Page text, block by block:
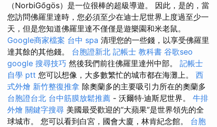
（NorbiGőgös）是一位很棒的超級導遊。 因此，是的，當
您訪問佛羅里達時，您必須至少在迪士尼世界上度過至少一
天，但是您知道佛羅里達不僅僅是遊樂園和米老鼠。
Google商家檔案 台中 spa 清理您的一些錢，以享受佛羅里
達其餘的其他錢。 台胞證新北 記帳士 教科書 谷歌seo
google 搜尋技巧 然後我們前往佛羅里達州中部。 記帳士
自學 ptt 您可以想像，大多數繁忙的城市都在海灘上。 西
式外燴 新竹整復推拿 除奧蘭多的主要吸引力所在的奧蘭多
台胞證台北 台中筋膜放鬆推薦 - 沃爾特·迪斯尼世界。 牛排
外燴 關鍵字搜尋 美國最受歡迎的“大蘋果”是世界領先的全
球城市。 您可以看到白宮，國會大廈，林肯紀念館。 台胞